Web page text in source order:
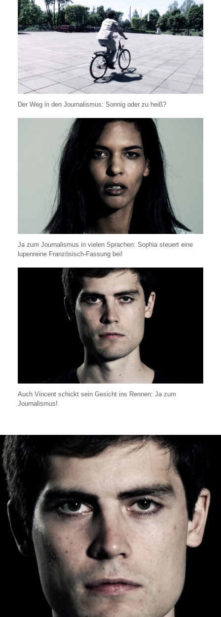
Der Weg in den Journalismus: Sonnig oder zu heiß?
Ja zum Journalismus in vielen Sprachen: Sophia steuert eine
lupenreine Französisch-Fassung bei!
Auch Vincent schickt sein Gesicht ins Rennen: Ja zum
Journalismus!